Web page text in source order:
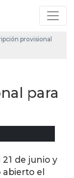
provisional
para
de junio y
el